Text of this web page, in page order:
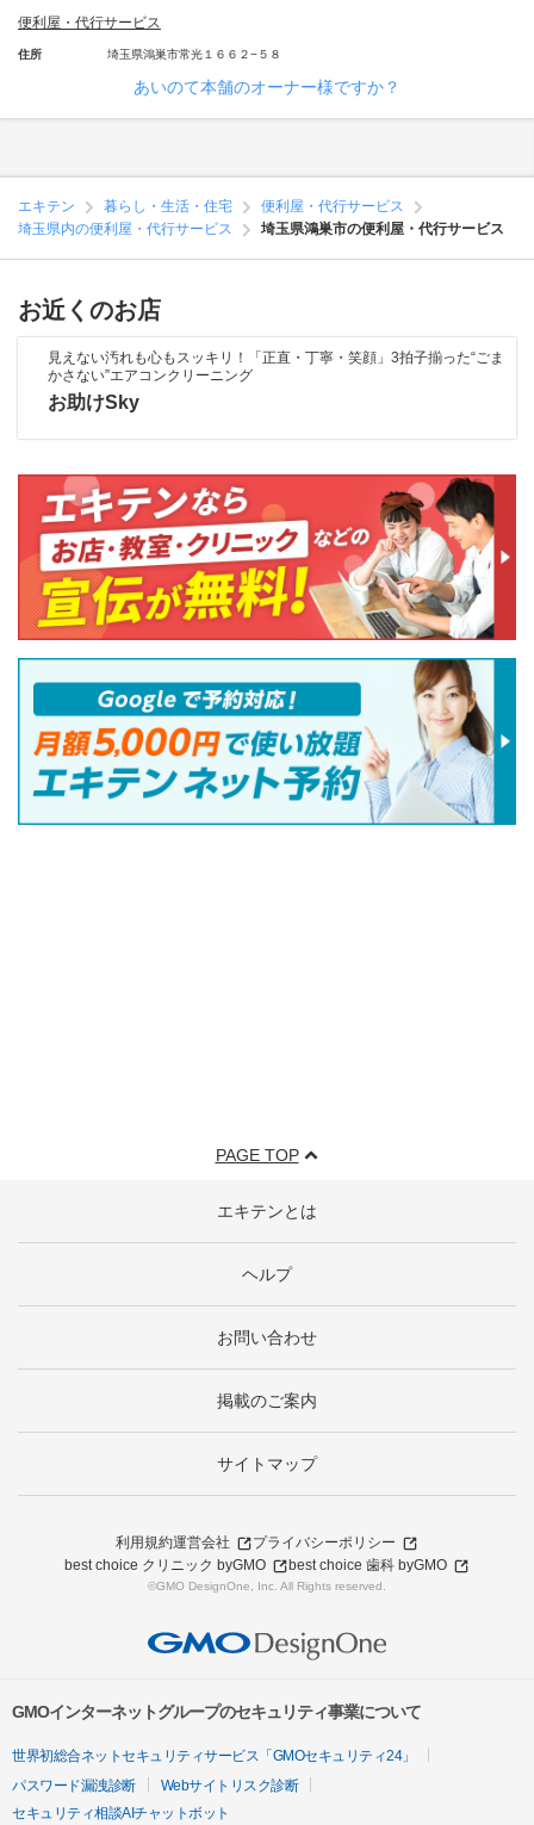
便利屋・代行サービス
住所 埼玉県鴻巣市常光１６６２−５８
あいのて本舗のオーナー様ですか？
エキテン 暮らし・生活・住宅
便利屋・代行サービス
埼玉県内の便利屋・代行サービス
埼玉県鴻巣市の便利屋・代行サービス
お近くのお店
見えない汚れも心もスッキリ！「正直・丁寧・笑顔」3拍子揃った“ごま
かさない”エアコンクリーニング
お助けSky
PAGE TOP
エキテンとは
ヘルプ
お問い合わせ
掲載のご案内
サイトマップ
利用規約運営会社
プライバシーポリシー
best choice クリニック byGMO
best choice 歯科 byGMO
©GMO DesignOne, Inc. All Rights reserved.
GMOインターネットグループのセキュリティ事業について
世界初総合ネットセキュリティサービス「GMOセキュリティ24」
パスワード漏洩診断
Webサイトリスク診断
セキュリティ相談AIチャットボット